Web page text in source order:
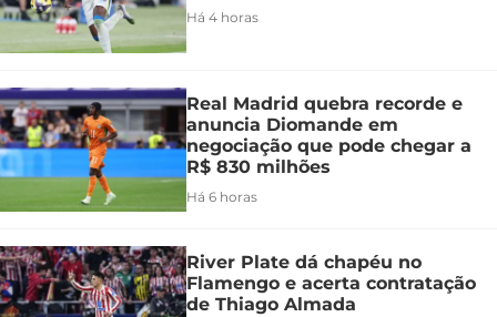
Há 4 horas
Real Madrid quebra recorde e
anuncia Diomande em
negociação que pode chegar a
R$ 830 milhões
Há 6 horas
River Plate dá chapéu no
Flamengo e acerta contratação
de Thiago Almada